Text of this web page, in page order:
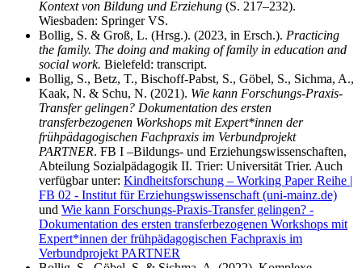
Kontext von Bildung und Erziehung (S. 217–232).
Wiesbaden: Springer VS.
Bollig, S. & Groß, L. (Hrsg.). (2023, in Ersch.). Practicing
the family. The doing and making of family in education and
social work. Bielefeld: transcript.
Bollig, S., Betz, T., Bischoff-Pabst, S., Göbel, S., Sichma, A.,
Kaak, N. & Schu, N. (2021). Wie kann Forschungs-Praxis-
Transfer gelingen? Dokumentation des ersten
transferbezogenen Workshops mit Expert*innen der
frühpädagogischen Fachpraxis im Verbundprojekt
PARTNER. FB I –Bildungs- und Erziehungswissenschaften,
Abteilung Sozialpädagogik II. Trier: Universität Trier. Auch
verfügbar unter: Kindheitsforschung – Working Paper Reihe |
FB 02 - Institut für Erziehungswissenschaft (uni-mainz.de)
und Wie kann Forschungs-Praxis-Transfer gelingen? -
Dokumentation des ersten transferbezogenen Workshops mit
Expert*innen der frühpädagogischen Fachpraxis im
Verbundprojekt PARTNER